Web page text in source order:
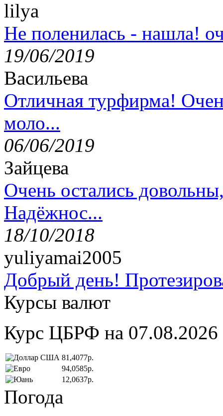
lilya
Не поленилась - нашла!
19/06/2019
Васильева
Отличная турфирма!
моло...
06/06/2019
Зайцева
Очень остались
Надёжнос...
18/10/2018
yuliyamai2005
Добрый день!
Курсы валют
Курс ЦБРФ на 07.08.2026
81,4077р.
94,0585р.
12,0637р.
Погода